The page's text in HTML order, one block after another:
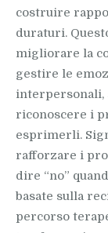
costruire
duraturi.
migliorare la
gestire le
interpersonali,
riconoscere i
esprimerli.
rafforzare i
dire “no”
basate sulla
percorso